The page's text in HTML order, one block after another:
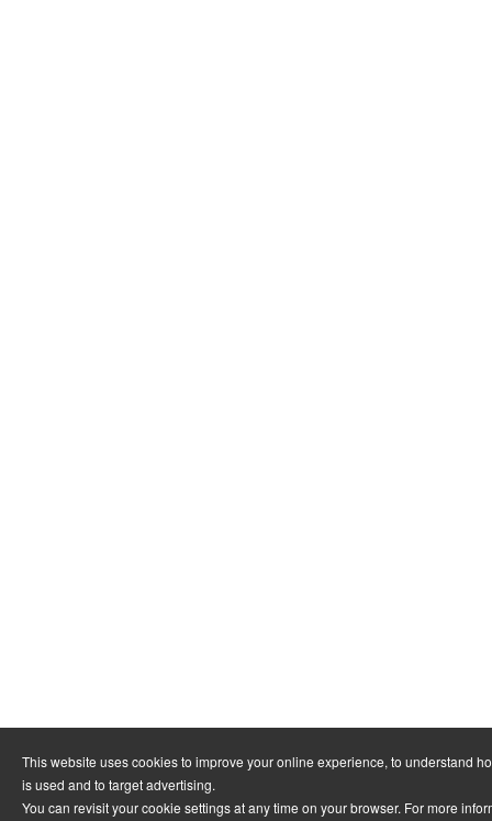
This website uses cookies to improve your online experience, to understand
is used and to target advertising.
You can revisit your cookie settings at any time on your browser. For more